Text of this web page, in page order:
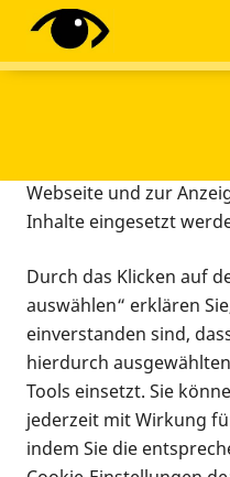
Infomaterial
Infomaterial
Diese Webseite setzt
Tracking-Tools ein.
Webseite und zur
Inhalte eingesetzt
Durch das Klicken auf
auswählen“ erklären
einverstanden sind,
hierdurch
Tools einsetzt. Sie
jederzeit mit Wirkung
indem Sie die